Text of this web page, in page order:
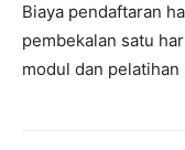
Biaya pendaftaran
pembekalan satu
modul dan